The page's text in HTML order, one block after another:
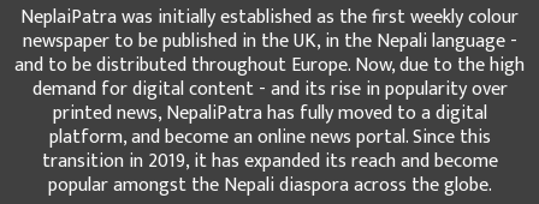
NeplaiPatra was initially established as the first weekly colour
newspaper to be published in the UK, in the Nepali language -
and to be distributed throughout Europe. Now, due to the high
demand for digital content - and its rise in popularity over
printed news, NepaliPatra has fully moved to a digital
platform, and become an online news portal. Since this
transition in 2019, it has expanded its reach and become
popular amongst the Nepali diaspora across the globe.